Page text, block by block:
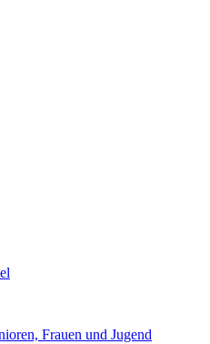
Frauen und Jugend